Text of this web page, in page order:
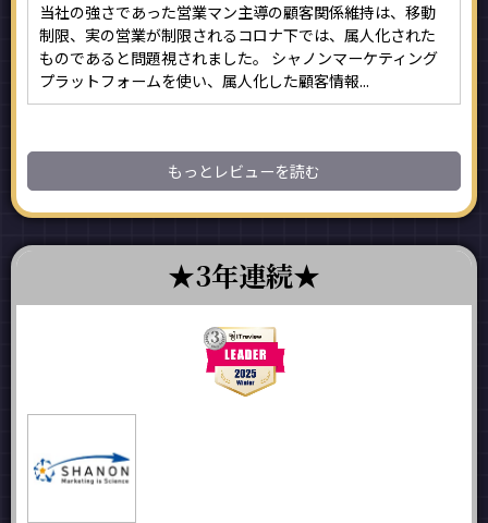
当社の強さであった営業マン主導の顧客関係維持は、移動
制限、実の営業が制限されるコロナ下では、属人化された
ものであると問題視されました。 シャノンマーケティング
プラットフォームを使い、属人化した顧客情報...
もっとレビューを読む
3年連続